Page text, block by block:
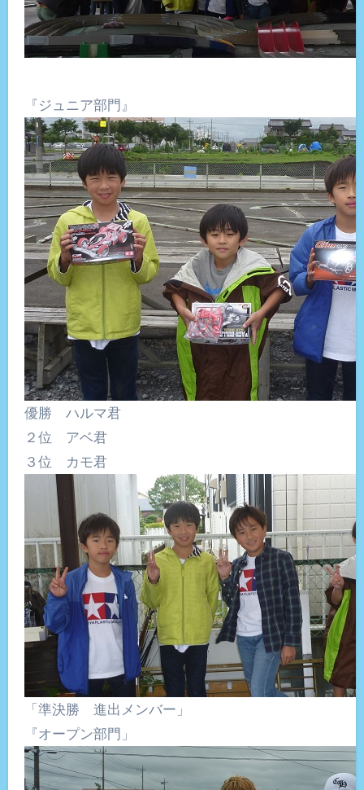
『ジュニア部門』
優勝 ハルマ君
２位 アベ君
３位 カモ君
「準決勝 進出メンバー」
『オープン部門」